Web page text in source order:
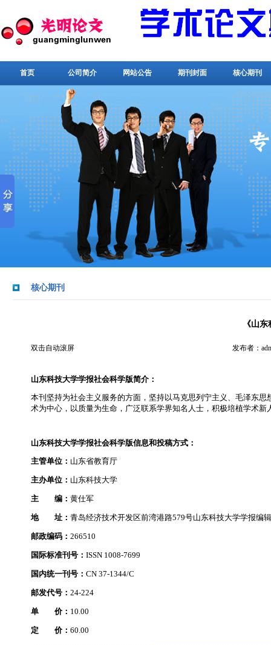
首页 公司简介 网站公告 期刊封面 核心期刊
核心期刊
《山
双击自动滚屏 发布者：
山东科技大学学报社会科学版简介：
本刊坚持为社会主义服务的方面，坚持以马克思列宁主义、毛泽东
术为中心，以质量为生命，广泛联系学界知名人士，积极培植学术新
山东科技大学学报社会科学版信息和投稿方式：
主管单位： 山东省教育厅
主办单位： 山东科技大学
主 编： 黄仕军
地 址： 青岛经济技术开发区前湾港路579号山东科技大学学报编
邮政编码： 266510
国际标准刊号： ISSN 1008-7699
国内统一刊号： CN 37-1344/C
邮发代号： 24-224
单 价： 10.00
定 价： 60.00